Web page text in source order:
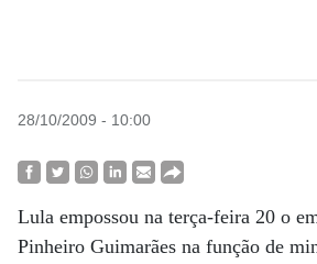
28/10/2009 - 10:00
Lula empossou na terça-feira 20 o
Pinheiro Guimarães na função de